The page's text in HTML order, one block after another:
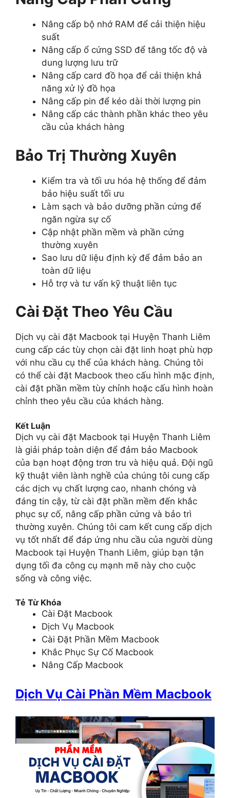
Nâng cấp bộ nhớ RAM để cải thiện hiệu
suất
Nâng cấp ổ cứng SSD để tăng tốc độ và
dung lượng lưu trữ
Nâng cấp card đồ họa để cải thiện khả
năng xử lý đồ họa
Nâng cấp pin để kéo dài thời lượng pin
Nâng cấp các thành phần khác theo yêu
cầu của khách hàng
Bảo Trị Thường Xuyên
Kiểm tra và tối ưu hóa hệ thống để đảm
bảo hiệu suất tối ưu
Làm sạch và bảo dưỡng phần cứng để
ngăn ngừa sự cố
Cập nhật phần mềm và phần cứng
thường xuyên
Sao lưu dữ liệu định kỳ để đảm bảo an
toàn dữ liệu
Hỗ trợ và tư vấn kỹ thuật liên tục
Cài Đặt Theo Yêu Cầu
Dịch vụ cài đặt Macbook tại Huyện Thanh Liêm
cung cấp các tùy chọn cài đặt linh hoạt phù hợp
với nhu cầu cụ thể của khách hàng. Chúng tôi
có thể cài đặt Macbook theo cấu hình mặc định,
cài đặt phần mềm tùy chỉnh hoặc cấu hình hoàn
chỉnh theo yêu cầu của khách hàng.
Kết Luận
Dịch vụ cài đặt Macbook tại Huyện Thanh Liêm
là giải pháp toàn diện để đảm bảo Macbook
của bạn hoạt động trơn tru và hiệu quả. Đội ngũ
kỹ thuật viên lành nghề của chúng tôi cung cấp
các dịch vụ chất lượng cao, nhanh chóng và
đáng tin cậy, từ cài đặt phần mềm đến khắc
phục sự cố, nâng cấp phần cứng và bảo trì
thường xuyên. Chúng tôi cam kết cung cấp dịch
vụ tốt nhất để đáp ứng nhu cầu của người dùng
Macbook tại Huyện Thanh Liêm, giúp bạn tận
dụng tối đa công cụ mạnh mẽ này cho cuộc
sống và công việc.
Tẻ Từ Khóa
Cài Đặt Macbook
Dịch Vụ Macbook
Cài Đặt Phần Mềm Macbook
Khắc Phục Sự Cố Macbook
Nâng Cấp Macbook
Dịch Vụ Cài Phần Mềm Macbook